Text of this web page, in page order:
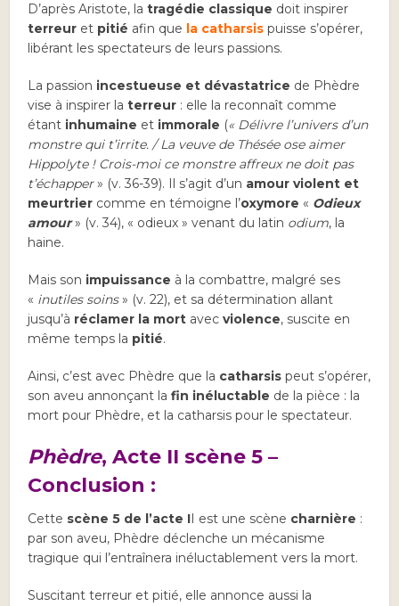
D’après Aristote, latragédie classique doit inspirer
terreur et pitié afin que la catharsis puisse s’opérer,
libérant les spectateurs de leurs passions.
La passion incestueuse et dévastatrice de Phèdre
vise à inspirer laterreur : elle la reconnaît comme
étant inhumaine et immorale (« Délivre l’univers d’un
monstre qui t’irrite. / La veuve de Thésée ose aimer
Hippolyte ! Crois-moi ce monstre affreux ne doit pas
t’échapper» (v. 36-39). Il s’agit d’un amour violent et
meurtrier comme en témoigne l’oxymore « Odieux
amour» (v. 34), « odieux » venant du latin odium, la
haine.
Mais son impuissance à la combattre, malgré ses
« inutiles soins» (v. 22), et sa détermination allant
jusqu’à réclamer la mort avecviolence, suscite en
même temps la pitié.
Ainsi, c’est avec Phèdre que la catharsis peut s’opérer,
son aveu annonçant lafin inéluctable de la pièce : la
mort pour Phèdre, et la catharsis pour le spectateur.
Phèdre, Acte II scène 5 –
Conclusion :
Cette scène 5 de l’acte II est une scène charnière :
par son aveu, Phèdre déclenche un mécanisme
tragique qui l’entraînera inéluctablement vers la mort.
Suscitant terreur et pitié, elle annonce aussi la